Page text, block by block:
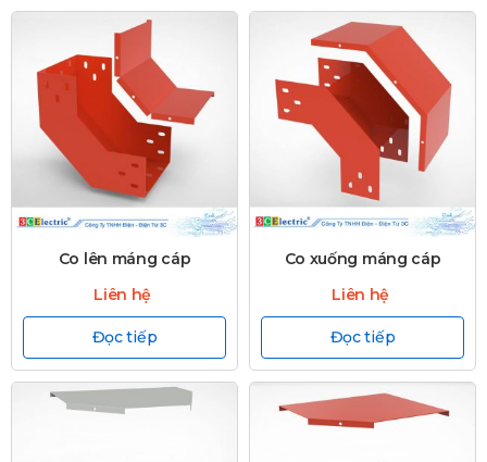
Co lên máng cáp
Liên hệ
Đọc tiếp
Co xuống máng cáp
Liên hệ
Đọc tiếp